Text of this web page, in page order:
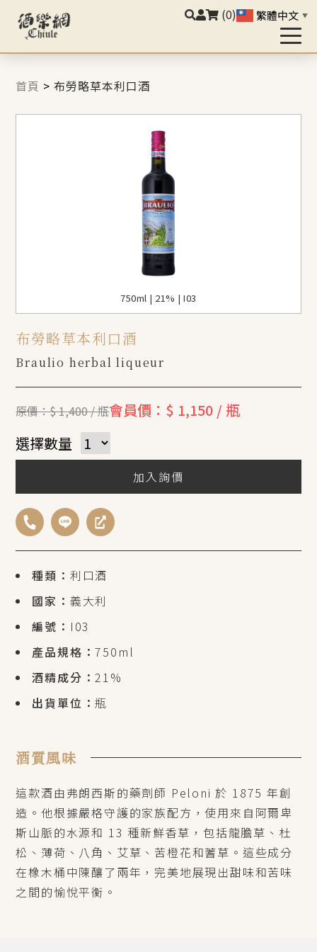
(0) 繁體中文 ▼
首頁 >布勞略草本利口酒
750ml | 21% | I03
布勞略草本利口酒
Braulio herbal liqueur
種類： 利口酒
國家： 義大利
編號： I03
產品規格：750ml
酒精成分：21%
出貨單位：瓶
原價：$ 1,400 / 瓶會員價：$ 1,150 / 瓶
選擇數量
加入詢價
酒質風味
這款酒由弗朗西斯的藥劑師 Peloni 於 1875 年創
造。他根據嚴格守護的家族配方，使用來自阿爾卑
斯山脈的水源和 13 種新鮮香草，包括龍膽草、杜
松、薄荷、八角、艾草、苦橙花和蓍草。這些成分
在橡木桶中陳釀了兩年，完美地展現出甜味和苦味
之間的愉悅平衡。